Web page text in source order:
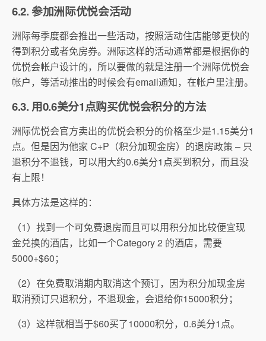
6.2. 参加洲际优悦会活动
洲际每季度都会推出一些活动，按照活动住店能够更快的
得到积分或者免房券。洲际这样的活动通常都是根据你的
优悦会帐户设计的，所以要做的就是注册一个洲际优悦会
帐户，等活动推出的时候会有email通知，在帐户里注册。
6.3. 用0.6美分1点购买优悦会积分的方法
洲际优悦会官方卖出的优悦会积分的价格至少是1.15美分1
点。但是因为他家 C+P（积分加现金房）的退房政策 – 只
退积分不退钱，可以用大约0.6美分1点买到积分，而且没
有上限！
具体方法是这样的：
（1）找到一个可免费退房而且可以用积分加比较便宜现
金兑换的酒店，比如一个Category 2 的酒店，需要
5000+$60；
（2）在免费取消期内取消这个预订，因为积分加现金房
取消预订只退积分，不退现金，会退给你15000积分；
（3）这样就相当于$60买了10000积分，0.6美分1点。